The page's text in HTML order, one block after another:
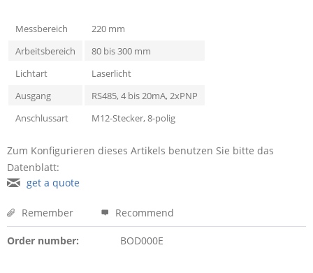
Messbereich
220 mm
Arbeitsbereich
80 bis 300 mm
Lichtart
Laserlicht
Ausgang
RS485, 4 bis 20mA, 2xPNP
Anschlussart
M12-Stecker, 8-polig
Zum Konfigurieren dieses Artikels benutzen Sie bitte das
Datenblatt:
get a quote
Remember Recommend
Order number: BOD000E